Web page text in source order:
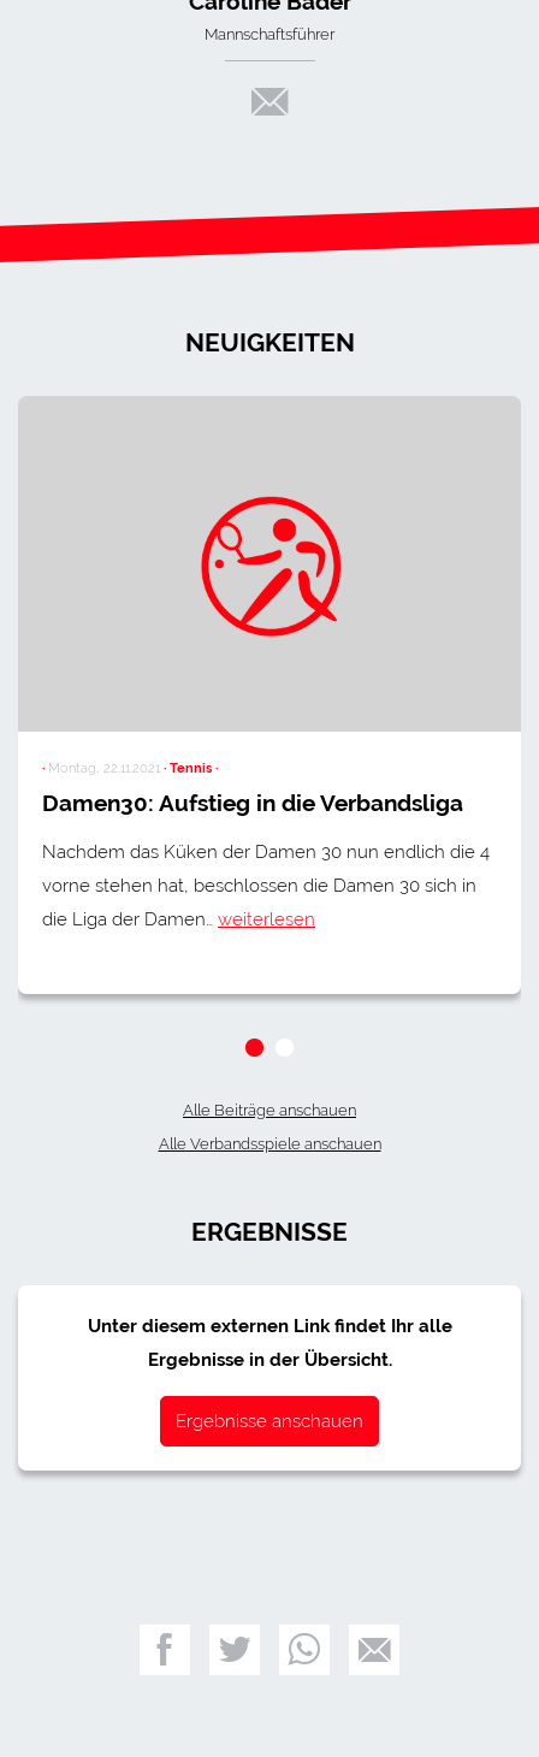
Mannschaftsführer
NEUIGKEITEN
· Montag, 22.11.2021 · Tennis ·
Damen30: Aufstieg in die Verbandsliga
Nachdem das Küken der Damen 30 nun endlich die 4
vorne stehen hat, beschlossen die Damen 30 sich in
die Liga der Damen… weiterlesen
Alle Beiträge anschauen
Alle Verbandsspiele anschauen
ERGEBNISSE
Unter diesem externen Link findet Ihr alle
Ergebnisse in der Übersicht.
Ergebnisse anschauen